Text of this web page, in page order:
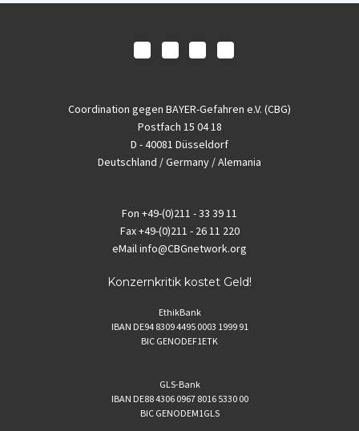
Coordination gegen BAYER-Gefahren e.V. (CBG)
Postfach 15 04 18
D - 40081 Düsseldorf
Deutschland / Germany / Alemania
Fon +49-(0)211 - 33 39 11
Fax+49-(0)211 - 26 11 220
eMailinfo@CBGnetwork.org
Konzernkritik kostet Geld!
EthikBank
IBAN DE94 8309 4495 0003 1999 91
BIC GENODEF1ETK
GLS-Bank
IBAN DE88 4306 0967 8016 5330 00
BIC GENODEM1GLS